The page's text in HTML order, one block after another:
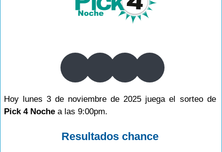
Hoy lunes 3 de noviembre de 2025 juega el sorteo de
Pick 4 Noche a las 9:00pm.
Resultados chance